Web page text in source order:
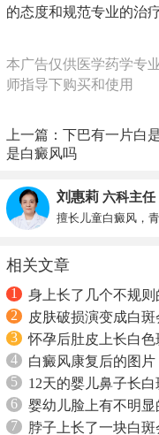
的态度和规范专业的治
本广告仅供医学药学专
师指导下购买和使用
上一篇： 下巴有一片白
是白癜风吗
刘惠莉 六科主任
擅长儿童白癜风，
相关文章
1
身上长了几个不规
2
皮肤破损演变成白
3
怀孕后肚皮上长白
4
白癜风康复后的图片
5
12天的婴儿鼻子长
6
婴幼儿脸上有不明
7
脖子上长了一块白